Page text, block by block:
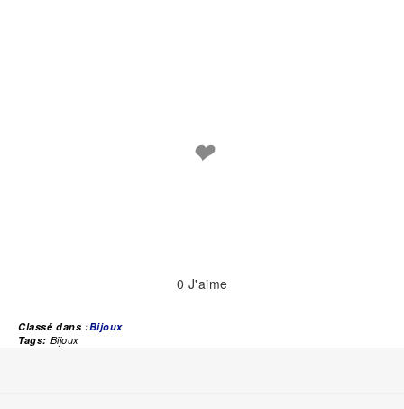
❤
0 J'aime
Classé dans :Bijoux
Tags: Bijoux